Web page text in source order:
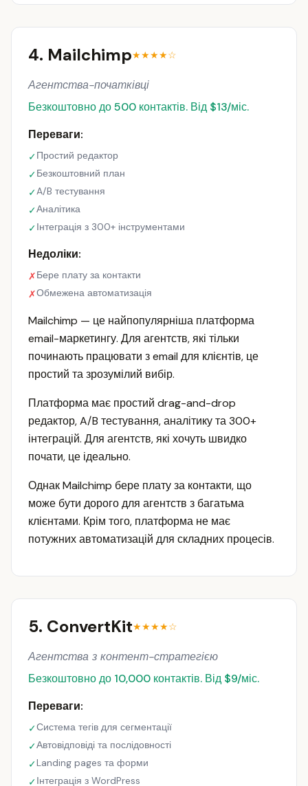
4. Mailchimp★★★★☆
Агентства-початківці
Безкоштовно до 500 контактів. Від $13/міс.
Переваги:
✓Простий редактор
✓Безкоштовний план
✓A/B тестування
✓Аналітика
✓Інтеграція з 300+ інструментами
Недоліки:
✗Бере плату за контакти
✗Обмежена автоматизація
Mailchimp — це найпопулярніша платформа
email-маркетингу. Для агентств, які тільки
починають працювати з email для клієнтів, це
простий та зрозумілий вибір.
Платформа має простий drag-and-drop
редактор, A/B тестування, аналітику та 300+
інтеграцій. Для агентств, які хочуть швидко
почати, це ідеально.
Однак Mailchimp бере плату за контакти, що
може бути дорого для агентств з багатьма
клієнтами. Крім того, платформа не має
потужних автоматизацій для складних процесів.
5. ConvertKit★★★★☆
Агентства з контент-стратегією
Безкоштовно до 10,000 контактів. Від $9/міс.
Переваги:
✓Система тегів для сегментації
✓Автовідповіді та послідовності
✓Landing pages та форми
✓Інтеграція з WordPress